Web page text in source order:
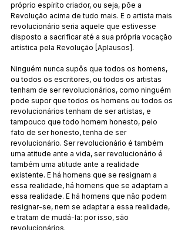
próprio espírito criador, ou seja, põe a
Revolução acima de tudo mais. E o artista mais
revolucionário seria aquele que estivesse
disposto a sacrificar até a sua própria vocação
artística pela Revolução [Aplausos].
Ninguém nunca supôs que todos os homens,
ou todos os escritores, ou todos os artistas
tenham de ser revolucionários, como ninguém
pode supor que todos os homens ou todos os
revolucionários tenham de ser artistas, e
tampouco que todo homem honesto, pelo
fato de ser honesto, tenha de ser
revolucionário. Ser revolucionário é também
uma atitude ante a vida, ser revolucionário é
também uma atitude ante a realidade
existente. E há homens que se resignam a
essa realidade, há homens que se adaptam a
essa realidade. E há homens que não podem
resignar-se, nem se adaptar a essa realidade,
e tratam de mudá-la: por isso, são
revolucionários.